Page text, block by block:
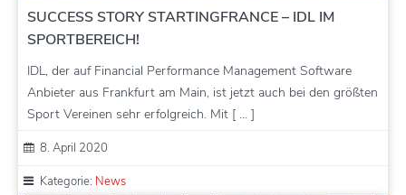
SUCCESS STORY STARTINGFRANCE – IDL IM
SPORTBEREICH!
IDL, der auf Financial Performance Management Software
Anbieter aus Frankfurt am Main, ist jetzt auch bei den größten
Sport Vereinen sehr erfolgreich. Mit [ … ]
8. April 2020
Kategorie: News